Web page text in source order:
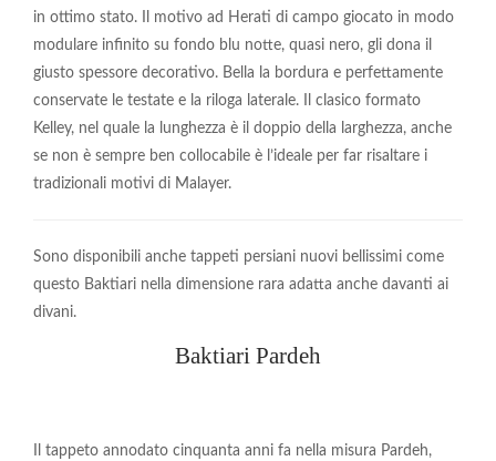
in ottimo stato. Il motivo ad Herati di campo giocato in modo
modulare infinito su fondo blu notte, quasi nero, gli dona il
giusto spessore decorativo. Bella la bordura e perfettamente
conservate le testate e la riloga laterale. Il clasico formato
Kelley, nel quale la lunghezza è il doppio della larghezza, anche
se non è sempre ben collocabile è l’ideale per far risaltare i
tradizionali motivi di Malayer.
Sono disponibili anche tappeti persiani nuovi bellissimi come
questo Baktiari nella dimensione rara adatta anche davanti ai
divani.
Baktiari Pardeh
Il tappeto annodato cinquanta anni fa nella misura Pardeh,